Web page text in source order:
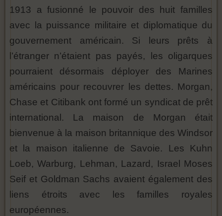
1913 a fusionné le pouvoir des huit familles
avec la puissance militaire et diplomatique du
gouvernement américain. Si leurs prêts à
l’étranger n’étaient pas payés, les oligarques
pourraient désormais déployer des Marines
américains pour recouvrer les dettes. Morgan,
Chase et Citibank ont formé un syndicat de prêt
international. La maison de Morgan était
bienvenue à la maison britannique des Windsor
et la maison italienne de Savoie. Les Kuhn
Loeb, Warburg, Lehman, Lazard, Israel Moses
Seif et Goldman Sachs avaient également des
liens étroits avec les familles royales
européennes.